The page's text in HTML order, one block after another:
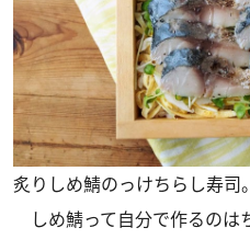
炙りしめ鯖のっけちらし寿司。
しめ鯖って自分で作るのは